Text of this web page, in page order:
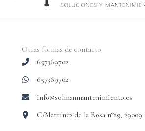
Otras formas de contacto
657369702
657369702
info@solmanmantenimiento.es
C/Martínez de la Rosa nº29, 29009